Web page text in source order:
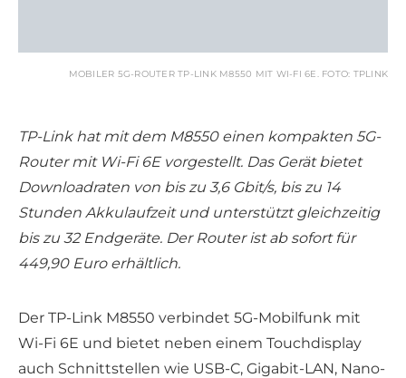
MOBILER 5G-ROUTER TP-LINK M8550 MIT WI-FI 6E. FOTO: TPLINK
TP-Link hat mit dem M8550 einen kompakten 5G-
Router mit Wi-Fi 6E vorgestellt. Das Gerät bietet
Downloadraten von bis zu 3,6 Gbit/s, bis zu 14
Stunden Akkulaufzeit und unterstützt gleichzeitig
bis zu 32 Endgeräte. Der Router ist ab sofort für
449,90 Euro erhältlich.
Der TP-Link M8550 verbindet 5G-Mobilfunk mit
Wi-Fi 6E und bietet neben einem Touchdisplay
auch Schnittstellen wie USB-C, Gigabit-LAN, Nano-